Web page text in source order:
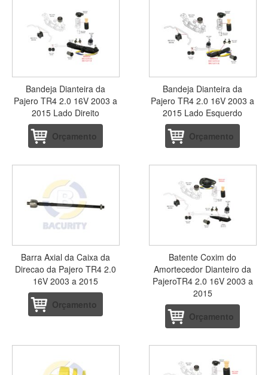
Bandeja Dianteira da
Pajero TR4 2.0 16V 2003 a
2015 Lado Direito
Orçamento
Bandeja Dianteira da
Pajero TR4 2.0 16V 2003 a
2015 Lado Esquerdo
Orçamento
Barra Axial da Caixa da
Direcao da Pajero TR4 2.0
16V 2003 a 2015
Orçamento
Batente Coxim do
Amortecedor Dianteiro da
PajeroTR4 2.0 16V 2003 a
2015
Orçamento